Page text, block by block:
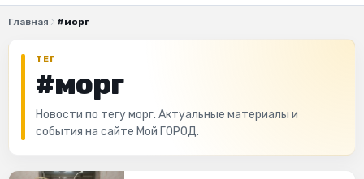
Главная #морг
ТЕГ
#морг
Новости по тегу морг. Актуальные материалы и
события на сайте Мой ГОРОД.